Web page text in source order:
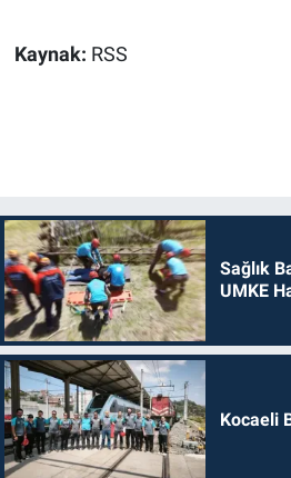
Kaynak: RSS
Sağlık
UMKE
Kocaeli